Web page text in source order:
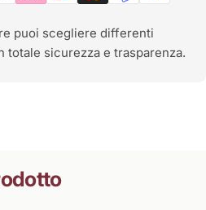
puoi scegliere differenti
totale sicurezza e trasparenza.